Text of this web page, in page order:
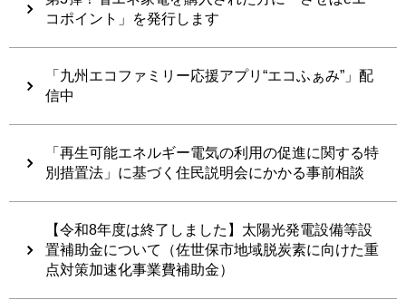
コポイント」を発行します
「九州エコファミリー応援アプリ“エコふぁみ”」配
信中
「再生可能エネルギー電気の利用の促進に関する特
別措置法」に基づく住民説明会にかかる事前相談
【令和8年度は終了しました】太陽光発電設備等設
置補助金について（佐世保市地域脱炭素に向けた重
点対策加速化事業費補助金）